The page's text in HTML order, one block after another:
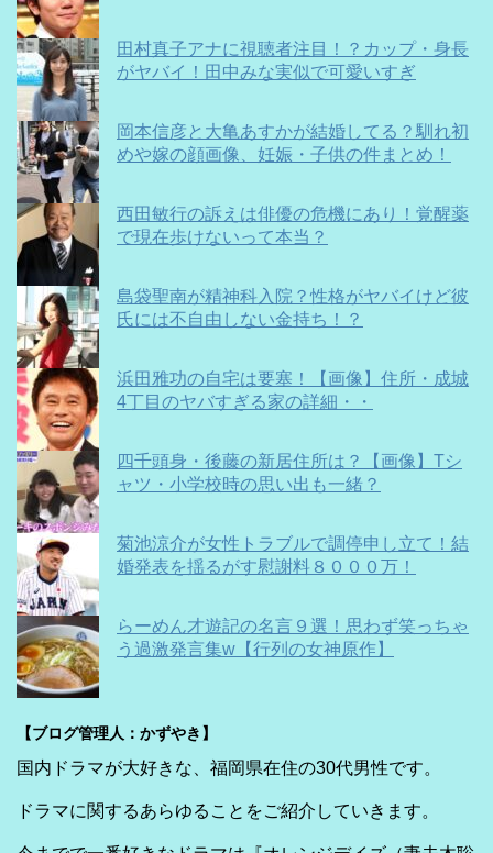
田村真子アナに視聴者注目！？カップ・身長
がヤバイ！田中みな実似で可愛いすぎ
岡本信彦と大亀あすかが結婚してる？馴れ初
めや嫁の顔画像、妊娠・子供の件まとめ！
西田敏行の訴えは俳優の危機にあり！覚醒薬
で現在歩けないって本当？
島袋聖南が精神科入院？性格がヤバイけど彼
氏には不自由しない金持ち！？
浜田雅功の自宅は要塞！【画像】住所・成城
4丁目のヤバすぎる家の詳細・・
四千頭身・後藤の新居住所は？【画像】Tシ
ャツ・小学校時の思い出も一緒？
菊池涼介が女性トラブルで調停申し立て！結
婚発表を揺るがす慰謝料８０００万！
らーめん才遊記の名言９選！思わず笑っちゃ
う過激発言集w【行列の女神原作】
【ブログ管理人：かずやき】
国内ドラマが大好きな、福岡県在住の30代男性です。
ドラマに関するあらゆることをご紹介していきます。